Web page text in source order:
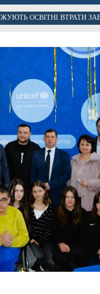
ОСВІТНІ ВТРАТИ